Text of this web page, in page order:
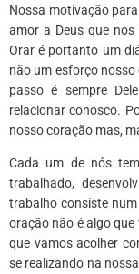
Nossa motivação
amor a Deus que
Orar é portanto um
não um esforço
passo é sempre
relacionar conosco.
nosso coração mas,
Cada um de nós
trabalhado,
trabalho consiste
oração não é algo
que vamos acolher
se realizando na